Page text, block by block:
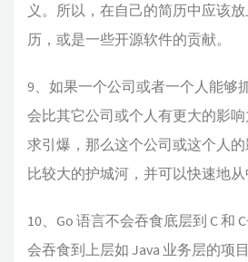
义。所以，在自己的简历中应该
历，或是一些开源软件的贡献。
9、如果一个公司或者一个人能够
会比其它公司或个人有更大的影
求引爆，那么这个公司或这个人
比较大的护城河，并可以快速地从
10、Go 语言不会吞食底层到 C 和
会吞食到上层如 Java 业务层的项